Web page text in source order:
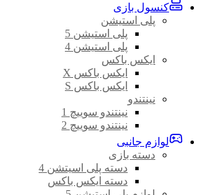
کنسول بازی
پلی استیشن
پلی استیشن 5
پلی استیشن 4
ایکس باکس
ایکس باکس X
ایکس باکس S
نینتندو
نینتندو سوییچ 1
نینتندو سوییچ 2
لوازم جانبی
دسته بازی
دسته پلی اسیتشن 4
دسته ایکس باکس